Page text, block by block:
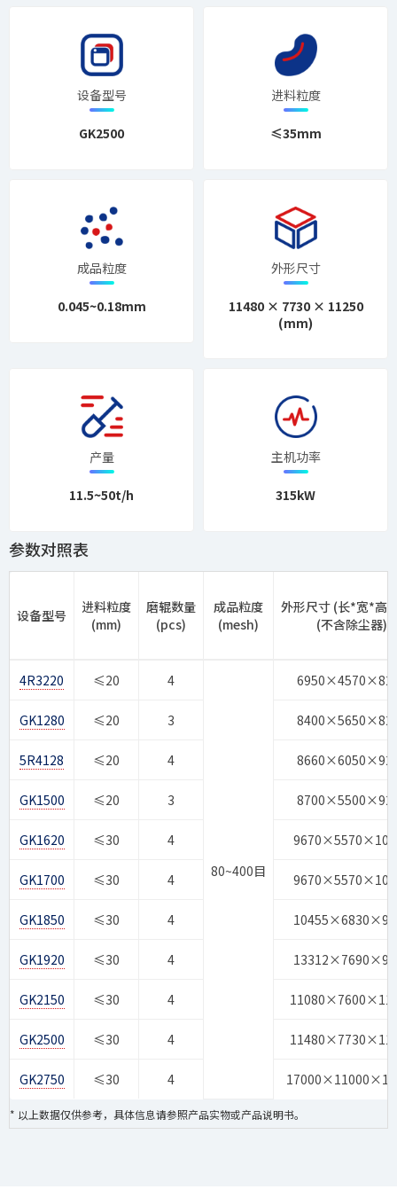
设备型号
GK2500
进料粒度
≤35mm
成品粒度
0.045~0.18mm
外形尺寸
11480 × 7730 × 11250
(mm)
产量
11.5~50t/h
主机功率
315kW
参数对照表
设备型号
进料粒度
(mm)
磨辊数量
(pcs)
成品粒度
(mesh)
外形尺寸 (长*宽*高
(不含除尘器)
4R3220 ≤20 4
80~400目
GK1280 ≤20 3
5R4128 ≤20 4
GK1500 ≤20 3
GK1620 ≤30 4
GK1700 ≤30 4
GK1850 ≤30 4
GK1920 ≤30 4
GK2150 ≤30 4
GK2500 ≤30 4
GK2750 ≤30 4
* 以上数据仅供参考，具体信息请参照产品实物或产品说明书。